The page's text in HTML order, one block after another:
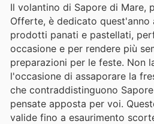
Il volantino di Sapore di Mare,
Offerte, è dedicato quest'anno
prodotti panati e pastellati,
occasione e per rendere più
preparazioni per le feste. Non
l'occasione di assaporare la
che contraddistinguono
pensate apposta per voi.
valide fino a esaurimento